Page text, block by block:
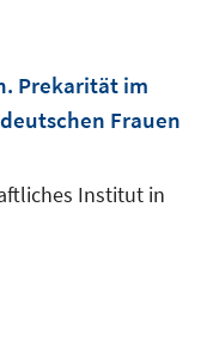
Prekarität im
Frauen
Institut in